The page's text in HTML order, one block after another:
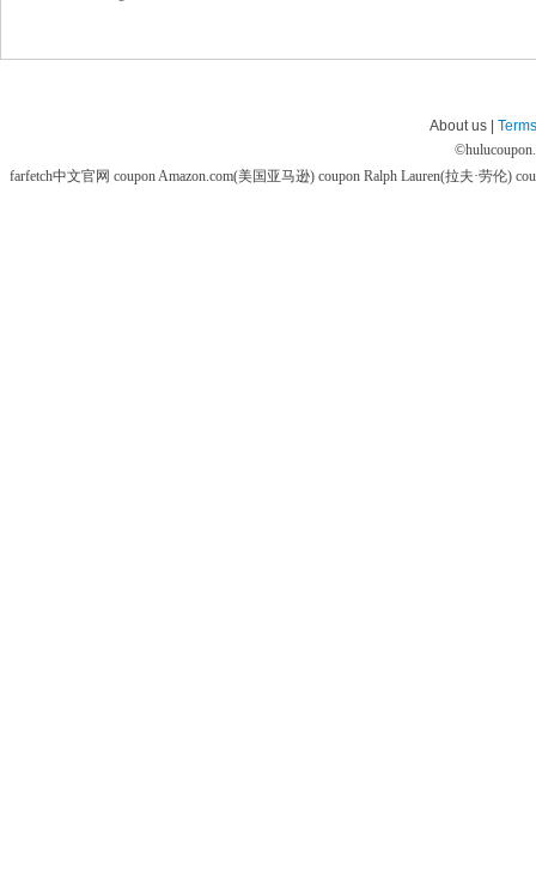
About us |
©
farfetch中文官网 couponAmazon.com(美国亚马逊) coupon Ralph Lauren(拉夫·劳伦)